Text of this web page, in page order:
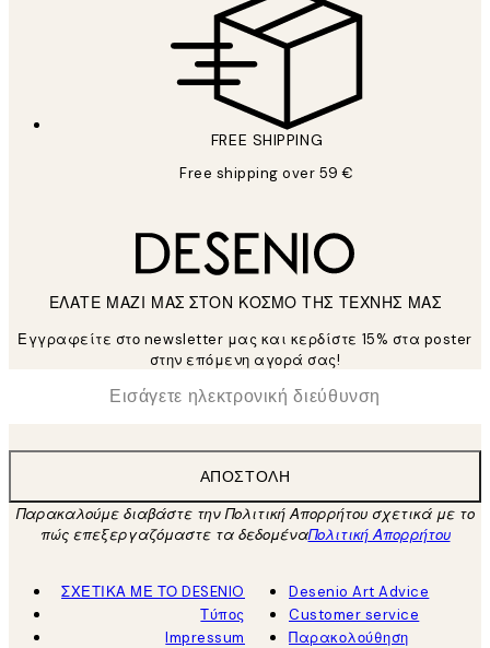
FREE SHIPPING
Free shipping over 59 €
ΕΛΑΤΕ ΜΑΖΙ ΜΑΣ ΣΤΟΝ ΚΟΣΜΟ ΤΗΣ ΤΕΧΝΗΣ ΜΑΣ
Εγγραφείτε στο newsletter μας και κερδίστε 15% στα poster
στην επόμενη αγορά σας!
Ηλεκτρονική Διεύθυνση
ΑΠΟΣΤΟΛΉ
Παρακαλούμε διαβάστε την Πολιτική Απορρήτου σχετικά με το
πώς επεξεργαζόμαστε τα δεδομέναΠολιτική Απορρήτου
ΣΧΕΤΙΚΑ ΜΕ ΤΟ DESENIO
Τύπος
Impressum
Desenio Art Advice
Customer service
Παρακολούθηση